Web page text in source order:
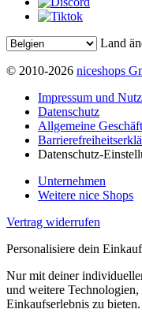
Land
© 2010-2026 niceshops
Impressum und
Datenschutz
Allgemeine
Datenschutz-
Unternehmen
Weitere nice Shops
Vertrag widerrufen
Personalisiere dein
Nur mit deiner
und weitere
Einkaufserlebnis zu bieten.